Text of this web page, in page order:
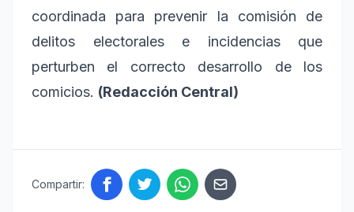
coordinada para prevenir la comisión de
delitos electorales e incidencias que
perturben el correcto desarrollo de los
comicios. (Redacción Central)
Compartir: